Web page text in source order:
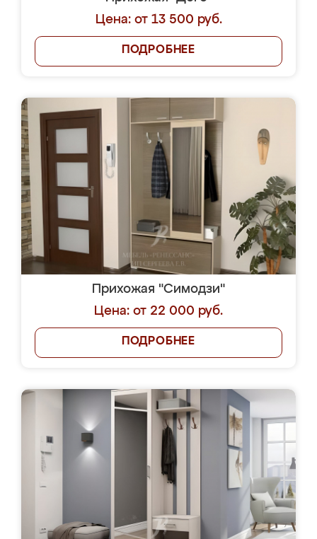
Цена: от 13 500 руб.
ПОДРОБНЕЕ
Прихожая "Симодзи"
Цена: от 22 000 руб.
ПОДРОБНЕЕ